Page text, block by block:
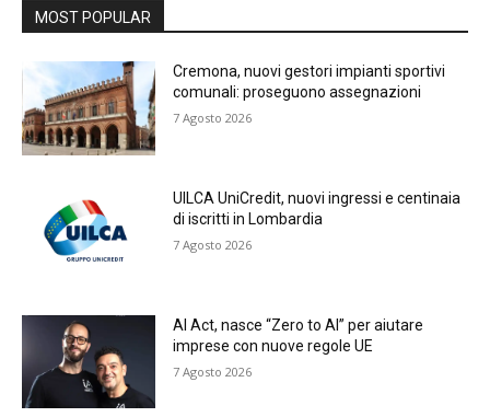
MOST POPULAR
Cremona, nuovi gestori impianti sportivi
comunali: proseguono assegnazioni
7 Agosto 2026
UILCA UniCredit, nuovi ingressi e centinaia
di iscritti in Lombardia
7 Agosto 2026
AI Act, nasce “Zero to AI” per aiutare
imprese con nuove regole UE
7 Agosto 2026